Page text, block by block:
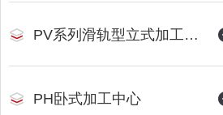
PV系列滑轨型立式加工中心
PH卧式加工中心